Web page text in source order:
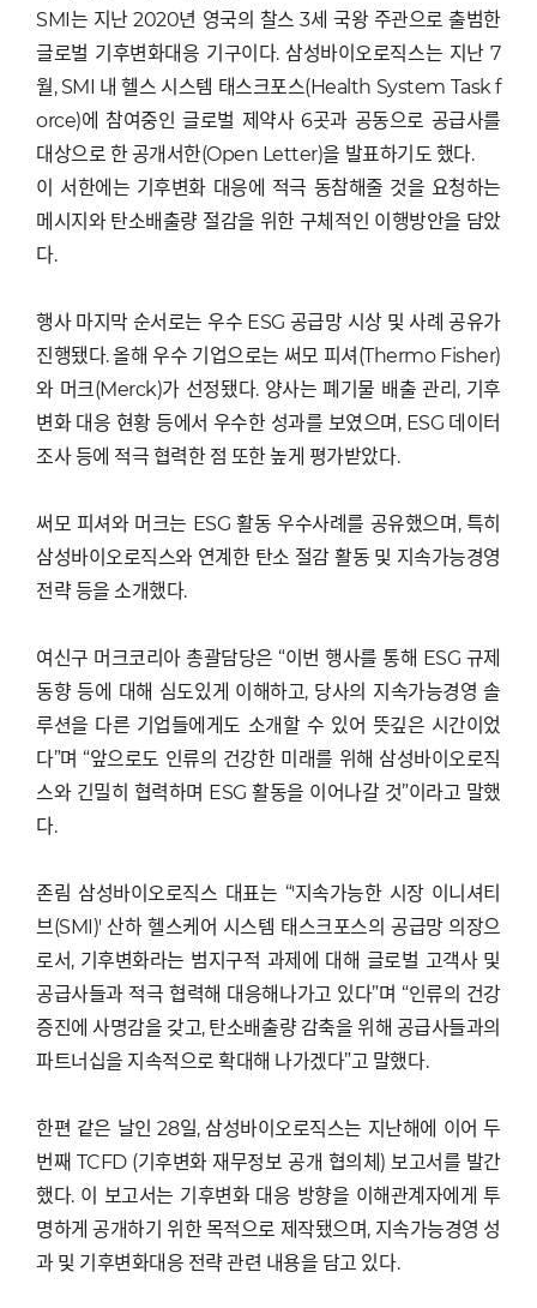
SMI는 지난 2020년 영국의 찰스 3세 국왕 주관으로 출범한
글로벌 기후변화대응 기구이다. 삼성바이오로직스는 지난 7
월, SMI 내 헬스 시스템 태스크포스(Health System Task f
orce)에 참여중인 글로벌 제약사 6곳과 공동으로 공급사를
대상으로 한 공개서한(Open Letter)을 발표하기도 했다.
이 서한에는 기후변화 대응에 적극 동참해줄 것을 요청하는
메시지와 탄소배출량 절감을 위한 구체적인 이행방안을 담았
다.
행사 마지막 순서로는 우수 ESG 공급망 시상 및 사례 공유가
진행됐다. 올해 우수 기업으로는 써모 피셔(Thermo Fisher)
와 머크(Merck)가 선정됐다. 양사는 폐기물 배출 관리, 기후
변화 대응 현황 등에서 우수한 성과를 보였으며, ESG 데이터
조사 등에 적극 협력한 점 또한 높게 평가받았다.
써모 피셔와 머크는 ESG 활동 우수사례를 공유했으며, 특히
삼성바이오로직스와 연계한 탄소 절감 활동 및 지속가능경영
전략 등을 소개했다.
여신구 머크코리아 총괄담당은 “이번 행사를 통해 ESG 규제
동향 등에 대해 심도있게 이해하고, 당사의 지속가능경영 솔
루션을 다른 기업들에게도 소개할 수 있어 뜻깊은 시간이었
다”며 “앞으로도 인류의 건강한 미래를 위해 삼성바이오로직
스와 긴밀히 협력하며 ESG 활동을 이어나갈 것”이라고 말했
다.
존림 삼성바이오로직스 대표는 “'지속가능한 시장 이니셔티
브(SMI)' 산하 헬스케어 시스템 태스크포스의 공급망 의장으
로서, 기후변화라는 범지구적 과제에 대해 글로벌 고객사 및
공급사들과 적극 협력해 대응해나가고 있다”며 “인류의 건강
증진에 사명감을 갖고, 탄소배출량 감축을 위해 공급사들과의
파트너십을 지속적으로 확대해 나가겠다”고 말했다.
한편 같은 날인 28일, 삼성바이오로직스는 지난해에 이어 두
번째 TCFD (기후변화 재무정보 공개 협의체) 보고서를 발간
했다. 이 보고서는 기후변화 대응 방향을 이해관계자에게 투
명하게 공개하기 위한 목적으로 제작됐으며, 지속가능경영 성
과 및 기후변화대응 전략 관련 내용을 담고 있다.